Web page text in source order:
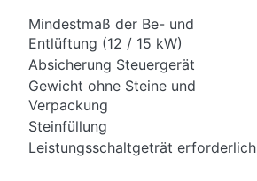
Mindestmaß der Be- und
Entlüftung (12 / 15 kW)
Absicherung Steuergerät
Gewicht ohne Steine und
Verpackung
Steinfüllung
Leistungsschaltgeträt erforderlich